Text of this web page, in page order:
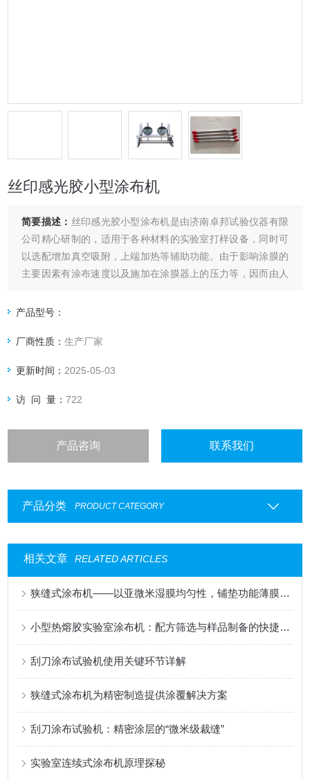
丝印感光胶小型涂布机
简要描述： 丝印感光胶小型涂布机是由济南卓邦试验仪器有限
公司精心研制的，适用于各种材料的实验室打样设备，同时可
以选配增加真空吸附，上端加热等辅助功能。由于影响涂膜的
主要因素有涂布速度以及施加在涂膜器上的压力等，因而由人
就更大了，这就给比较样板之间的测试结果带来了困难。本款
产品型号：
厂商性质：生产厂家
更新时间： 2025-05-03
访 问 量：722
产品咨询 联系我们
产品分类 PRODUCT CATEGORY
相关文章 RELATED ARTICLES
狭缝式涂布机——以亚微米湿膜均匀性，铺垫功能薄膜的性能基石
小型热熔胶实验室涂布机：配方筛选与样品制备的快捷工具
刮刀涂布试验机使用关键环节详解
狭缝式涂布机为精密制造提供涂覆解决方案
刮刀涂布试验机：精密涂层的“微米级裁缝”
实验室连续式涂布机原理探秘